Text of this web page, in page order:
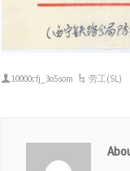
10000cfj_3o5som 劳工(SL)